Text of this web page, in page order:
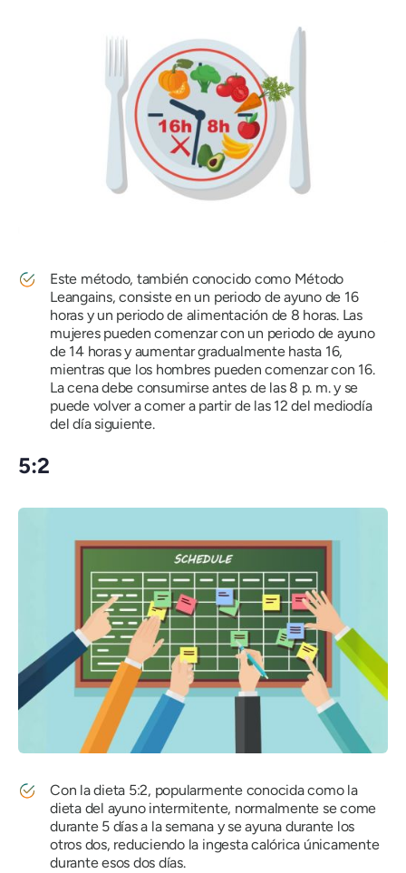
Este método, también conocido como Método
Leangains, consiste en un periodo de ayuno de 16
horas y un periodo de alimentación de 8 horas. Las
mujeres pueden comenzar con un periodo de ayuno
de 14 horas y aumentar gradualmente hasta 16,
mientras que los hombres pueden comenzar con 16.
La cena debe consumirse antes de las 8 p. m. y se
puede volver a comer a partir de las 12 del mediodía
del día siguiente.
5:2
Con la dieta 5:2, popularmente conocida como la
dieta del ayuno intermitente, normalmente se come
durante 5 días a la semana y se ayuna durante los
otros dos, reduciendo la ingesta calórica únicamente
durante esos dos días.